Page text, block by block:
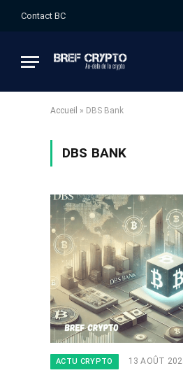
Contact BC
Accueil » DBS Bank
DBS BANK
ACTU CRYPTO 13 AOÛT